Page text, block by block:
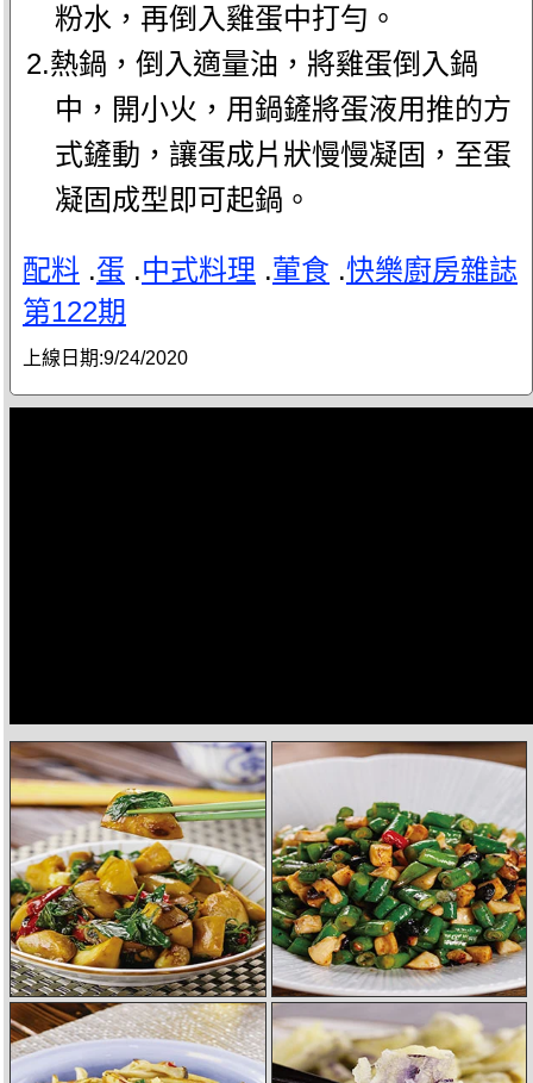
粉水，再倒入雞蛋中打勻。
2.熱鍋，倒入適量油，將雞蛋倒入鍋
中，開小火，用鍋鏟將蛋液用推的方
式鏟動，讓蛋成片狀慢慢凝固，至蛋
凝固成型即可起鍋。
配料 .蛋 .中式料理 .葷食 .快樂廚房雜誌
第122期
上線日期:9/24/2020